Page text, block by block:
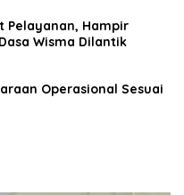
Pelayanan, Hampir
Wisma Dilantik
Operasional Sesuai